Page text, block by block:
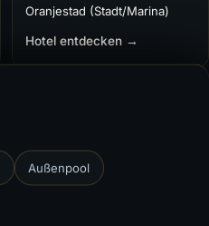
Außenpool
Oranjestad (Stadt/Marina)
Hotel entdecken →
All-Inclusive-Hotels
Hotel gestalten